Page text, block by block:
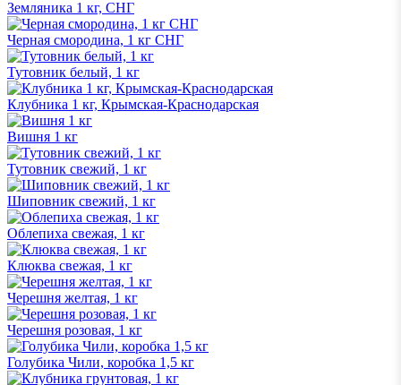
Земляника 1 кг, СНГ
Черная смородина, 1 кг СНГ
Тутовник белый, 1 кг
Клубника 1 кг, Крымская-Краснодарская
Вишня 1 кг
Тутовник свежий, 1 кг
Шиповник свежий, 1 кг
Облепиха свежая, 1 кг
Клюква свежая, 1 кг
Черешня желтая, 1 кг
Черешня розовая, 1 кг
Голубика Чили, коробка 1,5 кг